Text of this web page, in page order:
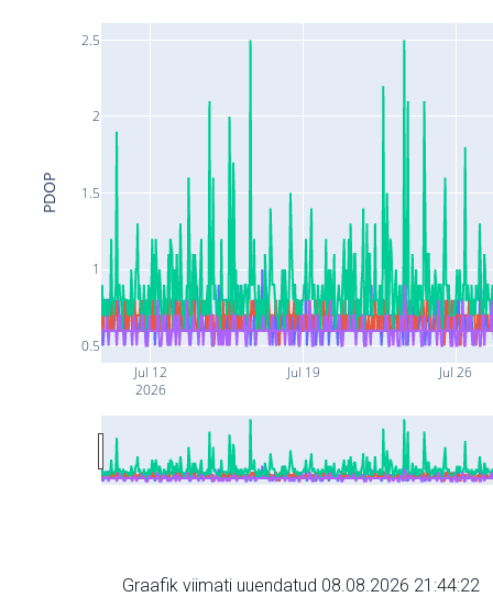
Jul 12
2026
Jul 19 Jul 26
0.5
1
1.5
2
2.5
PDOP
Graafik viimati uuendatud 08.08.2026 21:44:22